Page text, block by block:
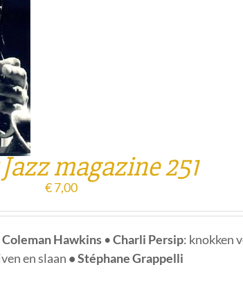
magazine 251
€7,00
Coleman Hawkins •Charli Persip: knokken
en slaan • Stéphane Grappelli